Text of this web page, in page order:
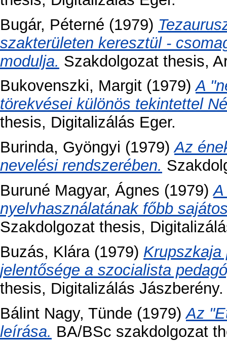
Bugár, Péterné (1979)
szakterületen keresztül -
modulja. Szakdolgozat thesis,
Bukovenszki, Margit (1979)A
törekvései különös tekintettel
thesis, Digitalizálás Eger.
Burinda, Gyöngyi (1979)Az
nevelési rendszerében.
Buruné Magyar, Ágnes (1979)
nyelvhasználatának főbb
Szakdolgozat thesis,
Buzás, Klára(1979) Krupszkaja
jelentősége a szocialista
thesis, Digitalizálás Jászberény.
Bálint Nagy, Tünde (1979)Az
leírása. BA/BSc szakdolgozat